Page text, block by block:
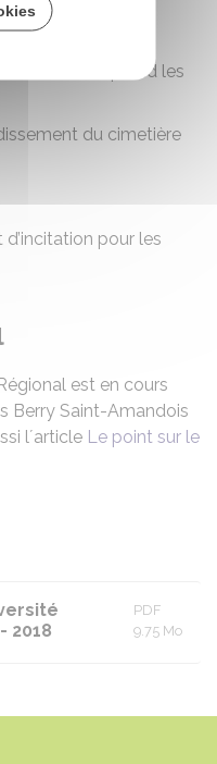
commune et la
à venir comprend les
du cimetière
pour les
est en cours
Berry Saint-Amandois
l´article Le point sur le
2018
PDF
9.75 Mo